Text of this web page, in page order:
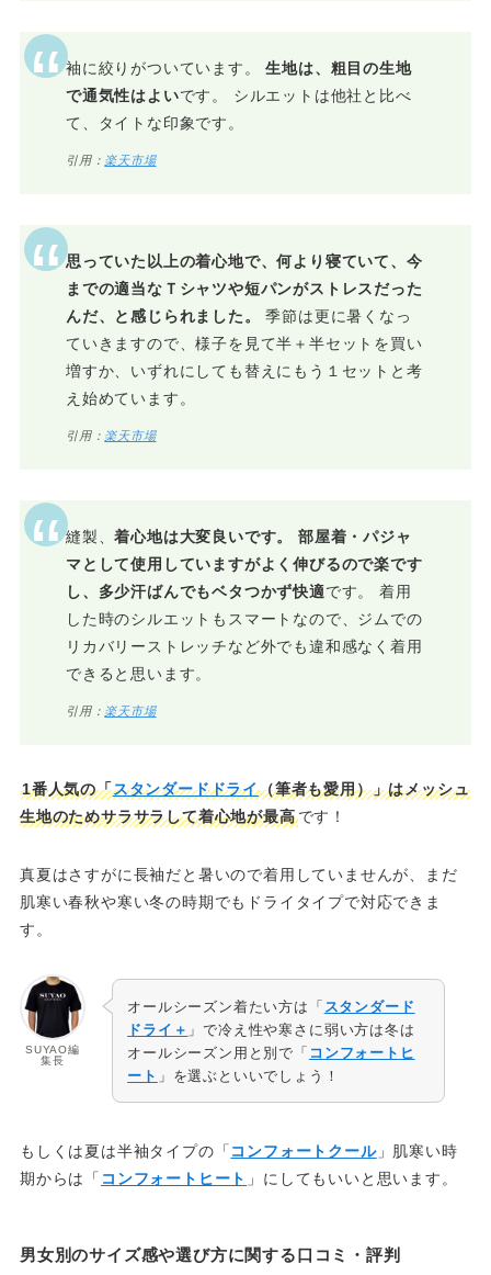
袖に絞りがついています。
生地は、粗目の生地
で通気性はよいです。 シルエットは他社と比べ
て、タイトな印象です。
引用： 楽天市場
思っていた以上の着心地で、何より寝ていて、今
までの適当なＴシャツや短パンがストレスだった
んだ、と感じられました。
季節は更に暑くなっ
ていきますので、様子を見て半＋半セットを買い
増すか、いずれにしても替えにもう１セットと考
え始めています。
引用： 楽天市場
縫製、着心地は大変良いです。 部屋着・パジャ
マとして使用していますがよく伸びるので楽です
し、多少汗ばんでもベタつかず快適です。 着用
した時のシルエットもスマートなので、ジムでの
リカバリーストレッチなど外でも違和感なく着用
できると思います。
引用： 楽天市場
1番人気の「スタンダードドライ（筆者も愛用）」はメッシュ
生地のためサラサラして着心地が最高です！
真夏はさすがに長袖だと暑いので着用していませんが、まだ
肌寒い春秋や寒い冬の時期でもドライタイプで対応できま
す。
SUYAO編
集長
オールシーズン着たい方は「 スタンダード
ドライ＋ 」で冷え性や寒さに弱い方は冬は
オールシーズン用と別で「 コンフォートヒ
ート 」を選ぶといいでしょう！
もしくは夏は半袖タイプの「 コンフォートクール」肌寒い時
期からは「 コンフォートヒート 」にしてもいいと思います。
男女別のサイズ感や選び方に関する口コミ・評判